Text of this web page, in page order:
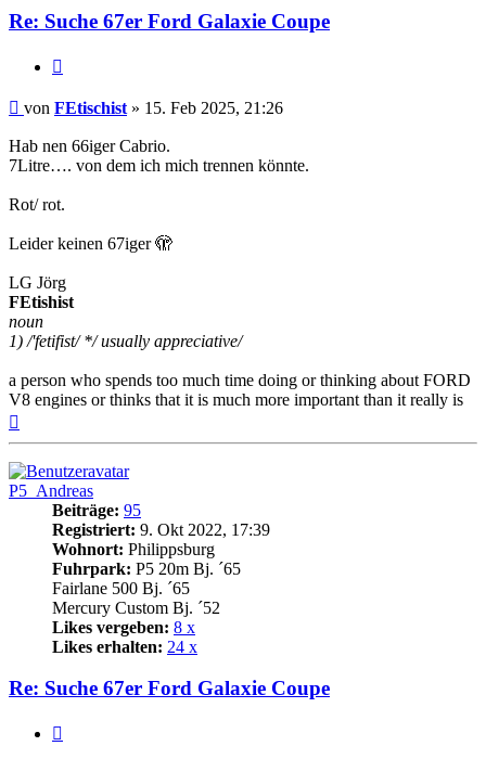
Re: Suche 67er Ford Galaxie Coupe
Beitrag
von FEtischist » 15. Feb 2025, 21:26
Hab nen 66iger Cabrio.
7Litre…. von dem ich mich trennen könnte.
Rot/ rot.
Leider keinen 67iger 🫣
LG Jörg
FEtishist
noun
1) /'fetifist/ */ usually appreciative/
a person who spends too much time doing or thinking about FORD
V8 engines or thinks that it is much more important than it really is
P5_Andreas
Beiträge: 95
Registriert: 9. Okt 2022, 17:39
Wohnort: Philippsburg
Fuhrpark: P5 20m Bj. ´65
Fairlane 500 Bj. ´65
Mercury Custom Bj. ´52
Likes vergeben: 8 x
Likes erhalten: 24 x
Re: Suche 67er Ford Galaxie Coupe